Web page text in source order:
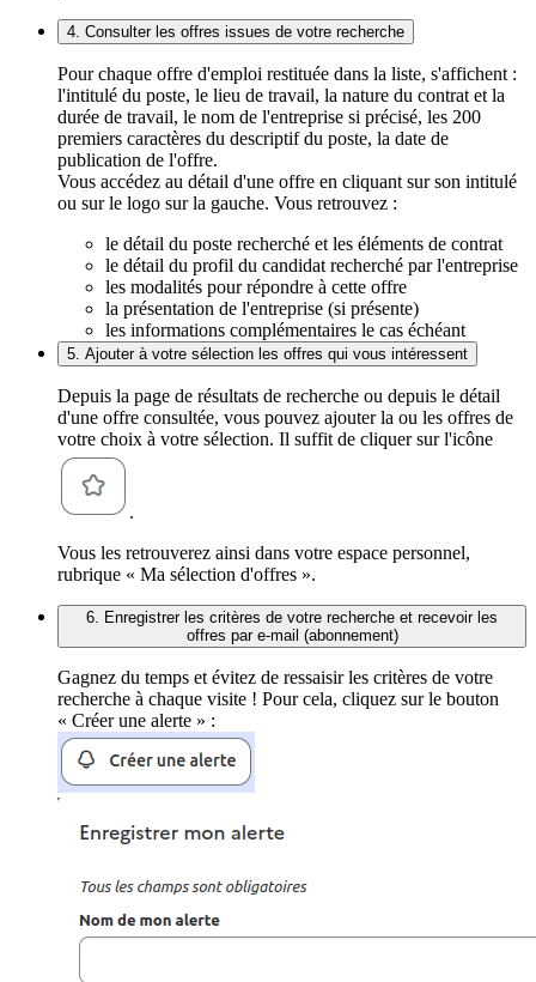
4. Consulter les offres issues de votre recherche
Pour chaque offre d'emploi restituée dans la liste, s'affichent :
l'intitulé du poste, le lieu de travail, la nature du contrat et la
durée de travail, le nom de l'entreprise si précisé, les 200
premiers caractères du descriptif du poste, la date de
publication de l'offre.
Vous accédez au détail d'une offre en cliquant sur son intitulé
ou sur le logo sur la gauche. Vous retrouvez :
le détail du poste recherché et les éléments de contrat
le détail du profil du candidat recherché par l'entreprise
les modalités pour répondre à cette offre
la présentation de l'entreprise (si présente)
les informations complémentaires le cas échéant
5. Ajouter à votre sélection les offres qui vous intéressent
Depuis la page de résultats de recherche ou depuis le détail
d'une offre consultée, vous pouvez ajouter la ou les offres de
votre choix à votre sélection. Il suffit de cliquer sur l'icône
.
Vous les retrouverez ainsi dans votre espace personnel,
rubrique « Ma sélection d'offres ».
6. Enregistrer les critères de votre recherche et recevoir les
offres par e-mail (abonnement)
Gagnez du temps et évitez de ressaisir les critères de votre
recherche à chaque visite ! Pour cela, cliquez sur le bouton
« Créer une alerte » :